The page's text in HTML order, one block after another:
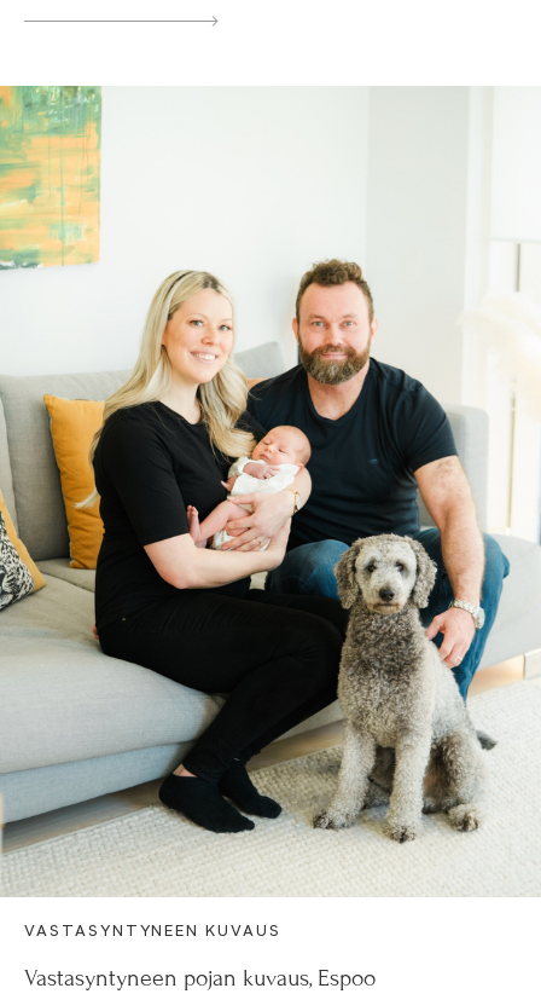
VASTASYNTYNEEN KUVAUS
Vastasyntyneen pojan kuvaus, Espoo